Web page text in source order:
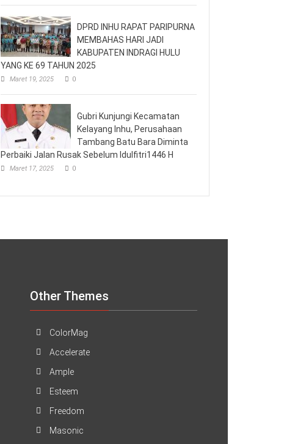
DPRD INHU RAPAT PARIPURNA
MEMBAHAS HARI JADI
KABUPATEN INDRAGI HULU
YANG KE 69 TAHUN 2025
Maret 19, 2025 0
Gubri Kunjungi Kecamatan
Kelayang Inhu, Perusahaan
Tambang Batu Bara Diminta
Perbaiki Jalan Rusak Sebelum Idulfitri1446 H
Maret 17, 2025 0
Other Themes
ColorMag
Accelerate
Ample
Esteem
Freedom
Masonic